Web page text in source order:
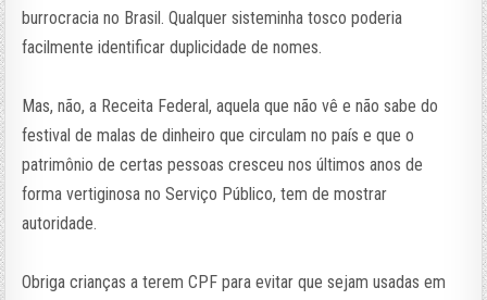
burrocracia no Brasil. Qualquer sisteminha tosco poderia
facilmente identificar duplicidade de nomes.
Mas, não, a Receita Federal, aquela que não vê e não sabe do
festival de malas de dinheiro que circulam no país e que o
patrimônio de certas pessoas cresceu nos últimos anos de
forma vertiginosa no Serviço Público, tem de mostrar
autoridade.
Obriga crianças a terem CPF para evitar que sejam usadas em